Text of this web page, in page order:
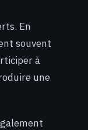
En
souvent
à
une